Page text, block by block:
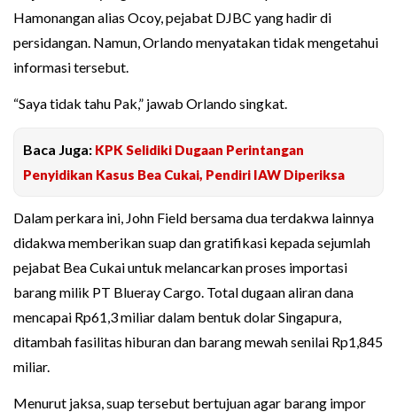
Hamonangan alias Ocoy, pejabat DJBC yang hadir di
persidangan. Namun, Orlando menyatakan tidak mengetahui
informasi tersebut.
“Saya tidak tahu Pak,” jawab Orlando singkat.
Baca Juga: KPK Selidiki Dugaan Perintangan
Penyidikan Kasus Bea Cukai, Pendiri IAW Diperiksa
Dalam perkara ini, John Field bersama dua terdakwa lainnya
didakwa memberikan suap dan gratifikasi kepada sejumlah
pejabat Bea Cukai untuk melancarkan proses importasi
barang milik PT Blueray Cargo. Total dugaan aliran dana
mencapai Rp61,3 miliar dalam bentuk dolar Singapura,
ditambah fasilitas hiburan dan barang mewah senilai Rp1,845
miliar.
Menurut jaksa, suap tersebut bertujuan agar barang impor